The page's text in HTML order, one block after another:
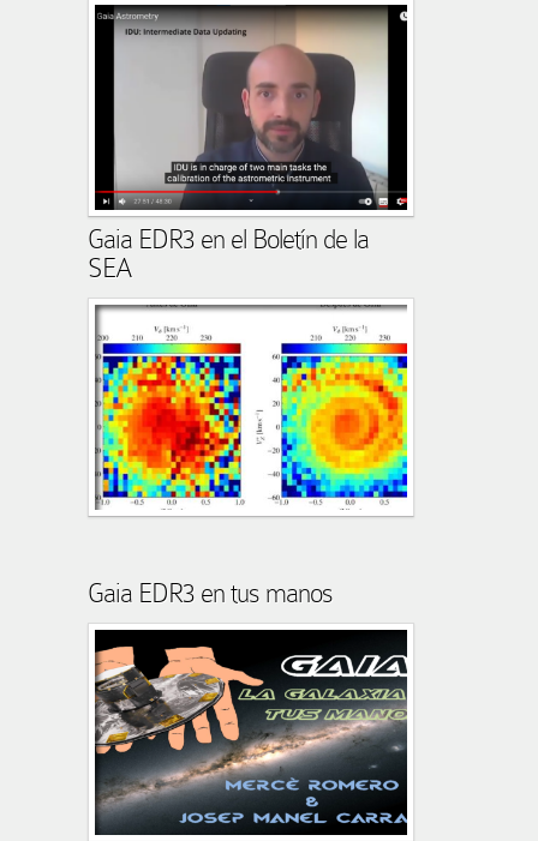
Gaia EDR3 en el Boletín de la
SEA
Gaia EDR3 en tus manos